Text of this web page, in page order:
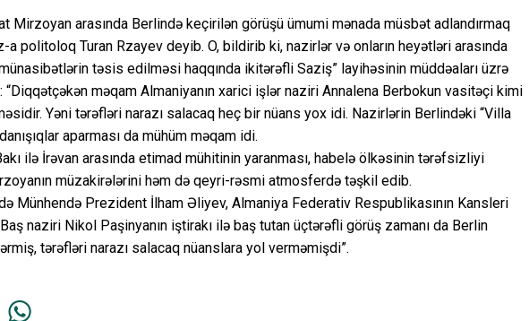
Mirzoyan arasında Berlində keçirilən görüşü ümumi mənada müsbət adlandırmaq
a politoloq Turan Rzayev deyib. O, bildirib ki, nazirlər və onların heyətləri arasında
təsis edilməsi haqqında ikitərəfli Saziş” layihəsinin müddəaları üzrə
məqam Almaniyanın xarici işlər naziri Annalena Berbokun vasitəçi kimi
Yəni tərəfləri narazı salacaq heç bir nüans yox idi. Nazirlərin Berlindəki “Villa
aparması da mühüm məqam idi.
ilə İrəvan arasında etimad mühitinin yaranması, habelə ölkəsinin tərəfsizliyi
müzakirələrini həm də qeyri-rəsmi atmosferdə təşkil edib.
Münhendə Prezident İlham Əliyev, Almaniya Federativ Respublikasının Kansleri
naziri Nikol Paşinyanın iştirakı ilə baş tutan üçtərəfli görüş zamanı da Berlin
tərəfləri narazı salacaq nüanslara yol verməmişdi”.